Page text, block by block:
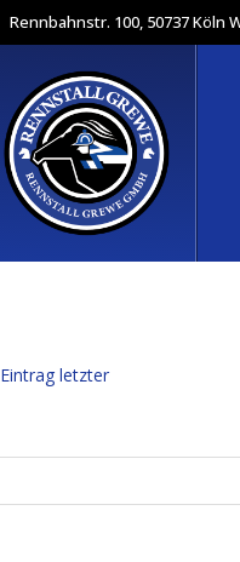
Rennbahnstr. 100, 50737 Köln
Eintrag letzter